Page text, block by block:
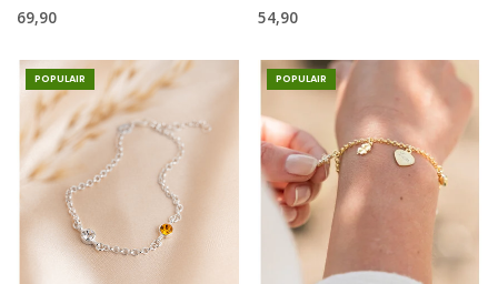
69,90 54,90
POPULAIR POPULAIR